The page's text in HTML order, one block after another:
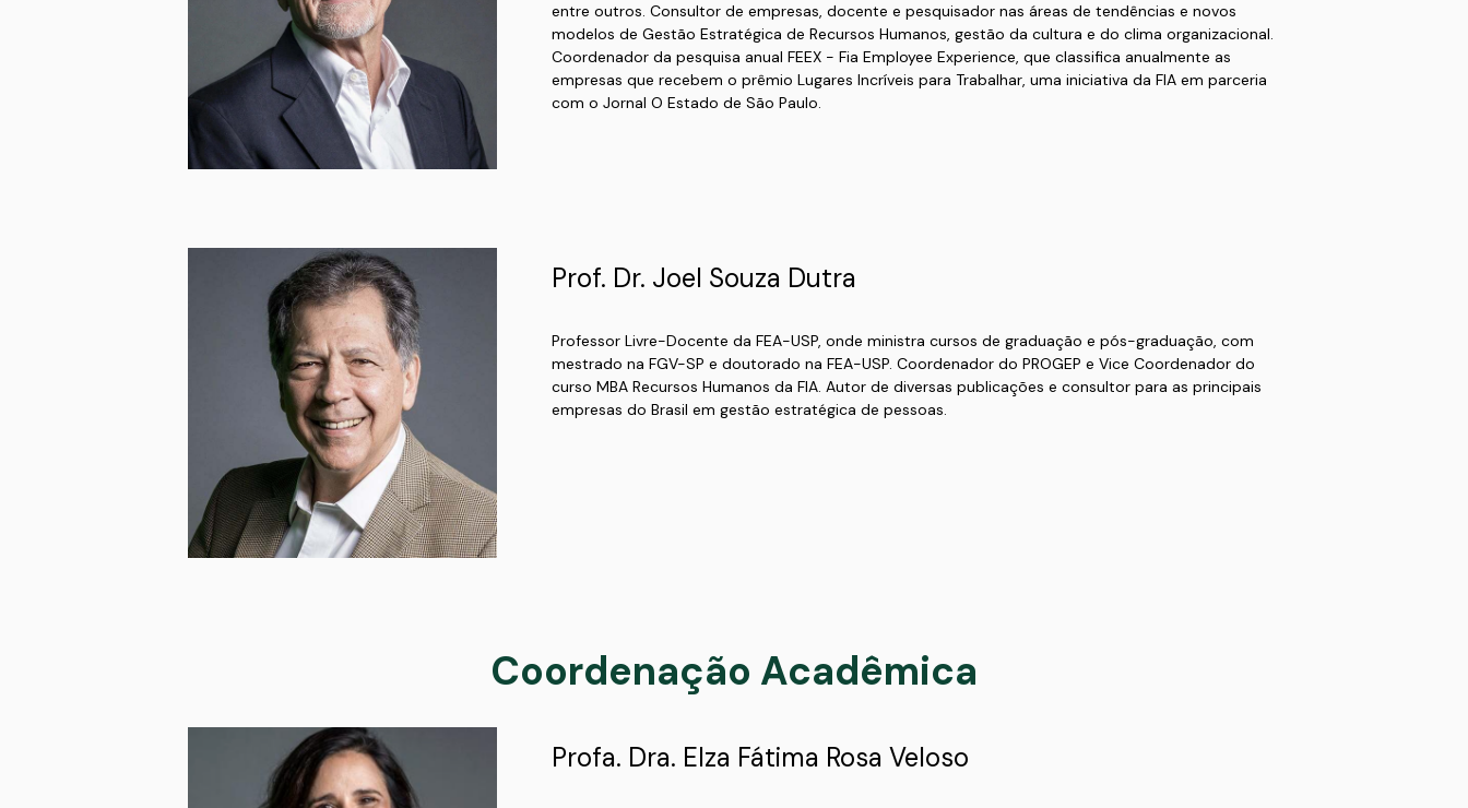
entre outros. Consultor de empresas, docente e pesquisador nas áreas de tendências e novos
modelos de Gestão Estratégica de Recursos Humanos, gestão da cultura e do clima organizacional.
Coordenador da pesquisa anual FEEX - Fia Employee Experience, que classifica anualmente as
empresas que recebem o prêmio Lugares Incríveis para Trabalhar, uma iniciativa da FIA em parceria
com o Jornal O Estado de São Paulo.
Prof. Dr. Joel Souza Dutra
Professor Livre-Docente da FEA-USP, onde ministra cursos de graduação e pós-graduação, com
mestrado na FGV-SP e doutorado na FEA-USP. Coordenador do PROGEP e Vice Coordenador do
curso MBA Recursos Humanos da FIA. Autor de diversas publicações e consultor para as principais
empresas do Brasil em gestão estratégica de pessoas.
Coordenação Acadêmica
Profa. Dra. Elza Fátima Rosa Veloso